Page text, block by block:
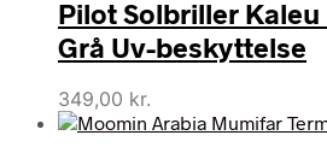
Pilot Solbriller
Grå Uv-beskyttelse
349,00 kr.